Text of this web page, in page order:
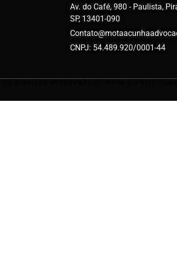
Av. do Café, 980 - Paulista,
SP, 13401-090
CNPJ: 54.489.920/0001-44